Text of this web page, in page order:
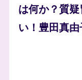
は何か？質
い！豊田真由